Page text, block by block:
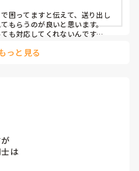
困ってますと伝えて、送り出し
もらうのが良いと思います。
も対応してくれないんです
ら、包括にひと言相談してみる
っと見る
は
で、、、